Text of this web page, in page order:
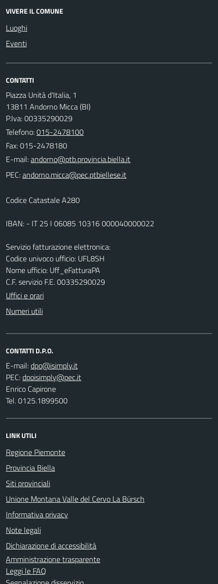
VIVERE IL COMUNE
Luoghi
Eventi
CONTATTI
Piazza Unità d'Italia, 1
13811 Andorno Micca (BI)
P.Iva: 00335290029
Telefono:015-2478100
Fax: 015-2478180
E-mail:
PEC:
Codice Catastale A280
IBAN: - IT 25 I 06085 10316 000040000022
Servizio fatturazione elettronica:
Codice univoco ufficio: UFL8SH
Nome ufficio: Uff_eFatturaPA
C.F. servizio F.E. 00335290029
Uffici e orari
Numeri utili
CONTATTI D.P.O.
E-mail:
PEC:
Enrico Capirone
Tel. 0125.1899500
LINK UTILI
Regione Piemonte
Provincia Biella
Siti provinciali
Unione Montana Valle del Cervo La Bürsch
Informativa privacy
Note legali
Dichiarazione di accessibilità
Amministrazione trasparente
Leggi le FAQ